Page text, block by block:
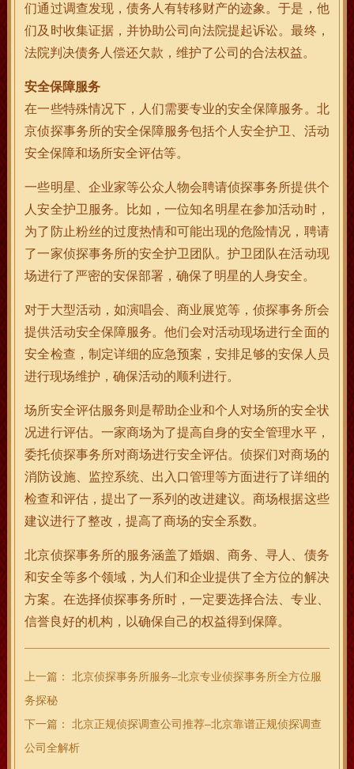
们通过调查发现，债务人有转移财产的迹象。于是，他
们及时收集证据，并协助公司向法院提起诉讼。最终，
法院判决债务人偿还欠款，维护了公司的合法权益。
安全保障服务
在一些特殊情况下，人们需要专业的安全保障服务。北
京侦探事务所的安全保障服务包括个人安全护卫、活动
安全保障和场所安全评估等。
一些明星、企业家等公众人物会聘请侦探事务所提供个
人安全护卫服务。比如，一位知名明星在参加活动时，
为了防止粉丝的过度热情和可能出现的危险情况，聘请
了一家侦探事务所的安全护卫团队。护卫团队在活动现
场进行了严密的安保部署，确保了明星的人身安全。
对于大型活动，如演唱会、商业展览等，侦探事务所会
提供活动安全保障服务。他们会对活动现场进行全面的
安全检查，制定详细的应急预案，安排足够的安保人员
进行现场维护，确保活动的顺利进行。
场所安全评估服务则是帮助企业和个人对场所的安全状
况进行评估。一家商场为了提高自身的安全管理水平，
委托侦探事务所对商场进行安全评估。侦探们对商场的
消防设施、监控系统、出入口管理等方面进行了详细的
检查和评估，提出了一系列的改进建议。商场根据这些
建议进行了整改，提高了商场的安全系数。
北京侦探事务所的服务涵盖了婚姻、商务、寻人、债务
和安全等多个领域，为人们和企业提供了全方位的解决
方案。在选择侦探事务所时，一定要选择合法、专业、
信誉良好的机构，以确保自己的权益得到保障。
上一篇：
北京侦探事务所服务–北京专业侦探事务所全方位服
务探秘
下一篇：
北京正规侦探调查公司推荐–北京靠谱正规侦探调查
公司全解析